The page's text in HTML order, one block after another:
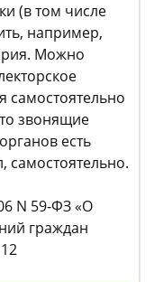
(в том числе
например,
Можно
самостоятельно
звонящие
есть
самостоятельно.
N 59-ФЗ «О
граждан